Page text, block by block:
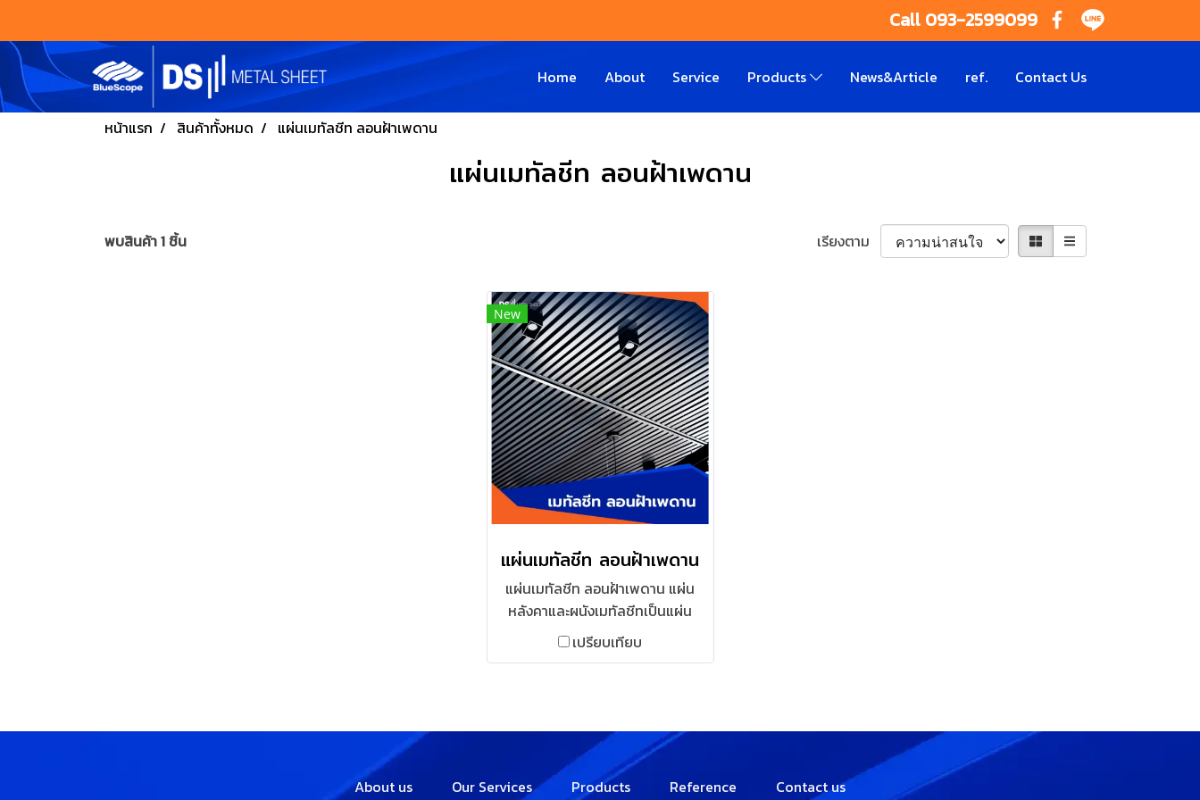
Call 093-2599099
Home About Service Products News&Article ref. Contact Us
หน้าแรก สินค้าทั้งหมด แผ่นเมทัลชีท ลอนฝ้าเพดาน
แผ่นเมทัลชีท ลอนฝ้าเพดาน
พบสินค้า 1 ชิ้น เรียงตาม
New
แผ่นเมทัลชีท ลอนฝ้าเพดาน
แผ่นเมทัลชีท ลอนฝ้าเพดาน แผ่น
หลังคาและผนังเมทัลชีทเป็นแผ่น
เหล็กคุณภาพสูง High Tensile
เปรียบเทียบ
About us Our Services Products Reference Contact us